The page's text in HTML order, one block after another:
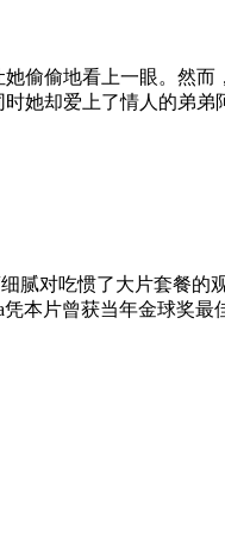
偷地看上一眼。然而
时她却爱上了情人的弟
腻对吃惯了大片套餐的
本片曾获当年金球奖最